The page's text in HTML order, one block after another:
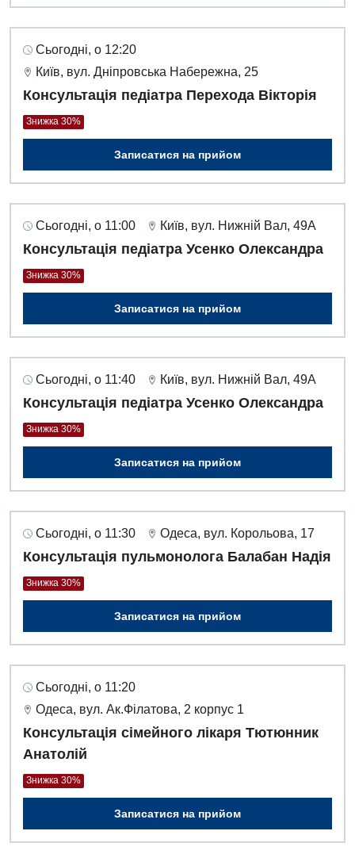
Для дітей
Дитяча алергологія
Дитяча гастроентерологія
Дитяча гінекологія
Дитяча дерматовенерологія
Дитяча ендокринологія
Дитяча кардіоревматологія
Дитяча неврологія
Дитяча ортопедія і травматологія
Дитяча урологія
Педіатрія
Сьогодні, о 12:20
Київ, вул. Дніпровська Набережна, 25
Консультація педіатра Перехода Вікторія
Знижка 30%
Записатися на прийом
Сьогодні, о 11:00 Київ, вул. Нижній Вал, 49А
Консультація педіатра Усенко Олександра
Знижка 30%
Записатися на прийом
Сьогодні, о 11:40 Київ, вул. Нижній Вал, 49А
Консультація педіатра Усенко Олександра
Знижка 30%
Записатися на прийом
Сьогодні, о 11:30 Одеса, вул. Корольова, 17
Консультація пульмонолога Балабан Надія
Знижка 30%
Записатися на прийом
Сьогодні, о 11:20
Одеса, вул. Ак.Філатова, 2 корпус 1
Консультація сімейного лікаря Тютюнник
Анатолій
Знижка 30%
Записатися на прийом